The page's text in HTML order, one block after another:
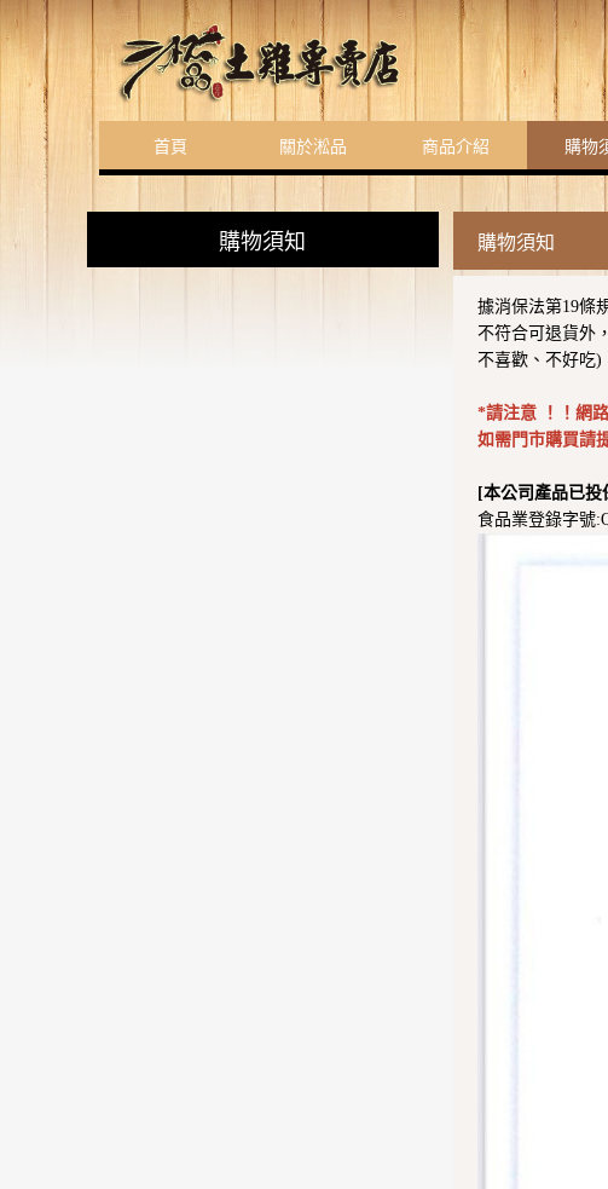
首頁 關於淞品 商品介紹 購物
購物須知 購物須知
據消保法第19條
不符合可退貨外
不喜歡、不好吃)
*請注意 ！！網
如需門市購買請
[本公司產品已投
食品業登錄字號